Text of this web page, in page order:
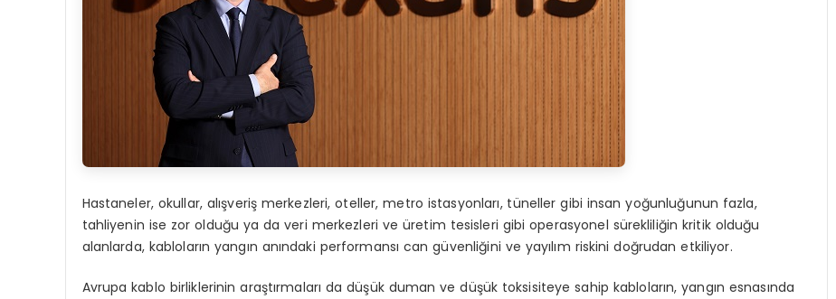
Hastaneler, okullar, alışveriş merkezleri, oteller, metro istasyonları, tüneller gibi insan yoğunluğunun fazla,
tahliyenin ise zor olduğu ya da veri merkezleri ve üretim tesisleri gibi operasyonel sürekliliğin kritik olduğu
alanlarda, kabloların yangın anındaki performansı can güvenliğini ve yayılım riskini doğrudan etkiliyor.
Avrupa kablo birliklerinin araştırmaları da düşük duman ve düşük toksisiteye sahip kabloların, yangın esnasında